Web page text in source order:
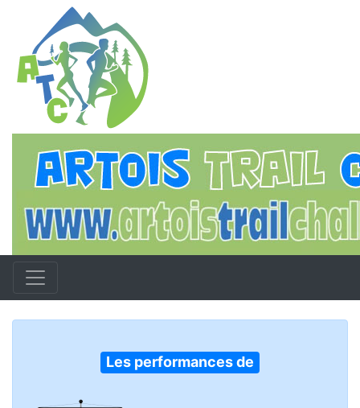
Les performances de